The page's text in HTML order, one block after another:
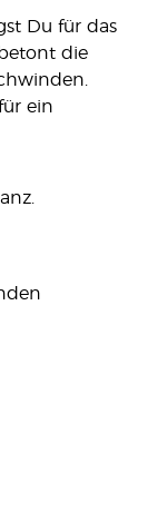
Du für das
die
ein